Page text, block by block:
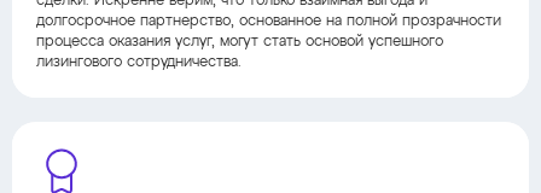
долгосрочное партнерство, основанное на полной прозрачности
процесса оказания услуг, могут стать основой успешного
лизингового сотрудничества.